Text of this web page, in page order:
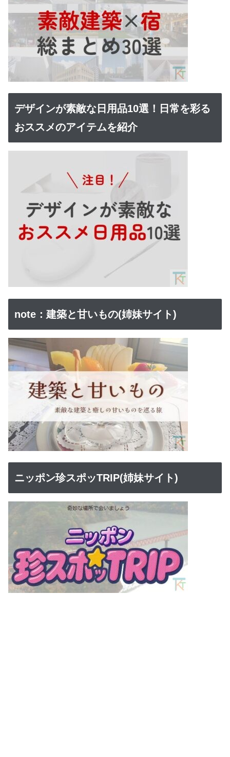
デザインが素敵な日用品10選！日常を彩る
おススメのアイテムを紹介
note：建築と甘いもの(姉妹サイト)
ニッポン珍スポッTRIP(姉妹サイト)